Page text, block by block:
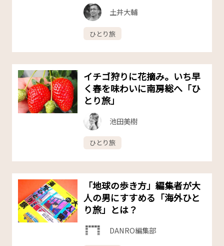
土井大輔
ひとり旅
イチゴ狩りに花摘み。いち早
く春を味わいに南房総へ「ひ
とり旅」
池田美樹
ひとり旅
「地球の歩き方」編集者が大
人の男にすすめる「海外ひと
り旅」とは？
DANRO編集部